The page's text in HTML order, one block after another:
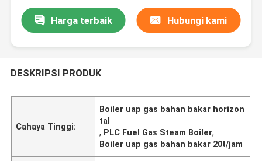
Harga terbaik Hubungi kami
DESKRIPSI PRODUK
Cahaya Tinggi:
Boiler uap gas bahan bakar horizon
tal
, PLC Fuel Gas Steam Boiler,
Boiler uap gas bahan bakar 20t/jam